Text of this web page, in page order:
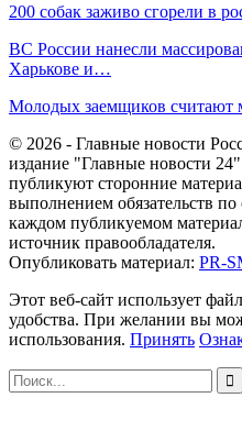
200 собак заживо сгорели в
ВС России нанесли
Харькове и…
Молодых заемщиков считают
© 2026 - Главные новости
издание "Главные новости
публикуют сторонние
выполнением обязательств
каждом публикуемом
источник правообладателя.
Опубликовать материал: PR-
Этот веб-сайт использует
удобства. При желании вы
использования. Принять